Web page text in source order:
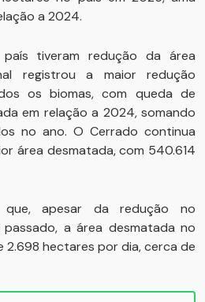
a 2024.
tiveram redução da área
registrou a maior redução
os biomas, com queda de
em relação a 2024, somando
no ano. O Cerrado continua
área desmatada, com 540.614
que, apesar da redução no
a área desmatada no
2.698 hectares por dia, cerca de